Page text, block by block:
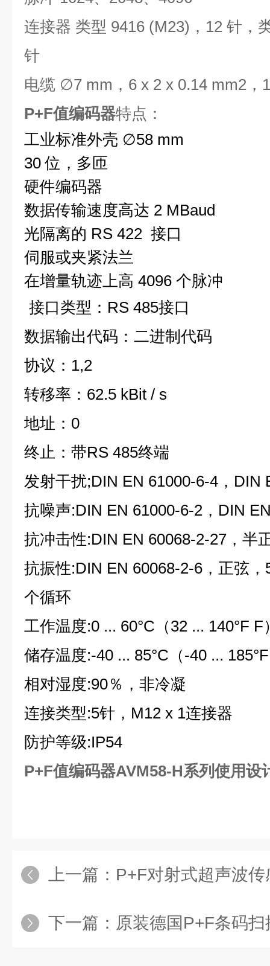
连接器 类型 9416 (M23)，12 针，
针
电缆 ∅7 mm，6 x 2 x 0.14 mm2，
P+F值编码器特点：
工业标准外壳 ∅58 mm
30 位，多匝
硬件编码器
数据传输速度高达 2 MBaud
光隔离的 RS 422 接口
伺服或夹紧法兰
在增量轨迹上高 4096 个脉冲
接口类型：RS 485接口
数据输出代码：二进制代码
协议：1,2
转移率：62.5 kBit / s
地址：0
终止：带RS 485终端
发射干扰;DIN EN 61000-6-4，DIN
抗噪声:DIN EN 61000-6-2，DIN
抗冲击性:DIN EN 60068-2-27，半
抗振性:DIN EN 60068-2-6，正弦
个循环
工作温度:0 ... 60°C（32 ... 140°F F
储存温度:-40 ... 85°C（-40 ...
相对湿度:90％，非冷凝
连接类型:5针，M12 x 1连接器
防护等级:IP54
P+F值编码器AVM58-H系列使用设
上一篇： P+F对射式超声波
下一篇： 原装德国P+F条码